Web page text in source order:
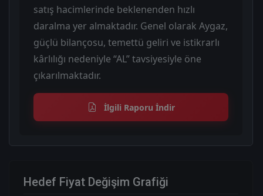
satış hacimlerinde beklenenden hızlı
daralma yer almaktadır. Genel olarak Aygaz,
güçlü bilançosu, temettü geliri ve istikrarlı
kârlılığı nedeniyle “AL” tavsiyesiyle öne
çıkarılmaktadır.
İlgili Raporu İndir
Hedef Fiyat Değişim Grafiği